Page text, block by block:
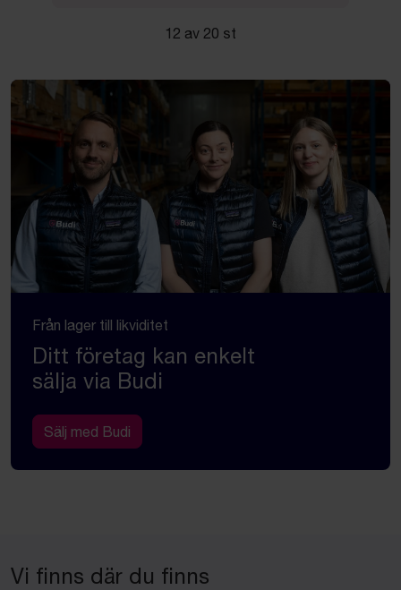
12 av 20 st
Från lager till likviditet
Ditt företag kan enkelt
sälja via Budi
Sälj med Budi
Vi finns där du finns